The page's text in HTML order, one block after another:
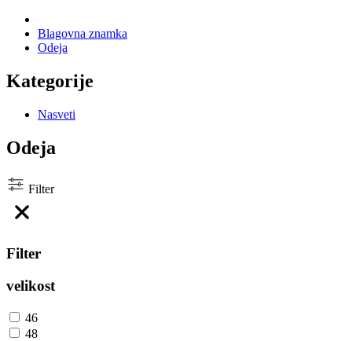
Blagovna znamka
Odeja
Kategorije
Nasveti
Odeja
Filter
Filter
velikost
46
48